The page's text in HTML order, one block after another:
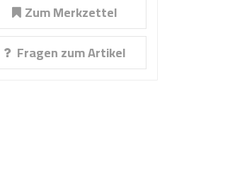
Zum Merkzettel
Fragen zum Artikel